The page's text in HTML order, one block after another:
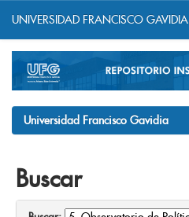
navigation
UNIVERSIDAD FRANCISCO GAVIDIA
Universidad Francisco Gavidia
Buscar